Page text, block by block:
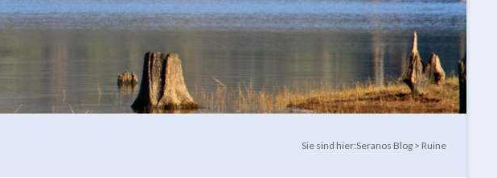
Sie sind hier:Seranos Blog > Ruine